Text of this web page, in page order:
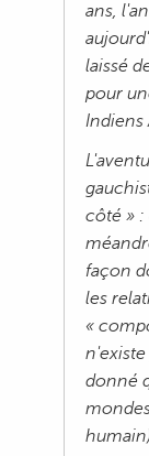
ans,
laissé
pour
Indiens
côté » :
façon
les
«
donné